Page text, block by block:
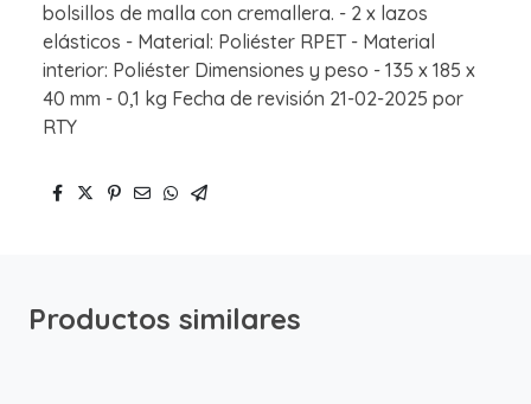
bolsillos de malla con cremallera. - 2 x lazos
elásticos - Material: Poliéster RPET - Material
interior: Poliéster Dimensiones y peso - 135 x 185 x
40 mm - 0,1 kg Fecha de revisión 21-02-2025 por
RTY
Productos similares